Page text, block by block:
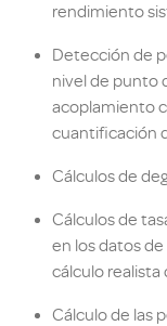
rendimiento
Detección de
nivel de punto
acoplamiento
cuantificación
Cálculos de
Cálculos de
en los datos
cálculo realista
Cálculo de las